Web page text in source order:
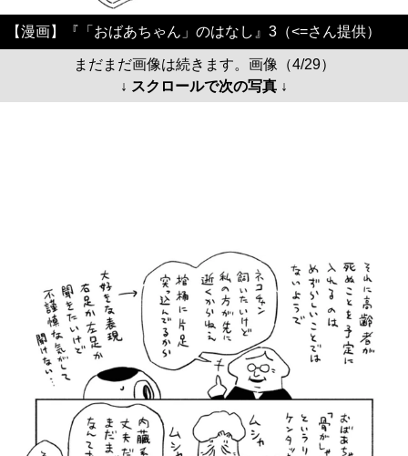
【漫画】『「おばあちゃん」のはなし』3（<=さん提供）
まだまだ画像は続きます。画像（4/29）
↓ スクロールで次の写真 ↓